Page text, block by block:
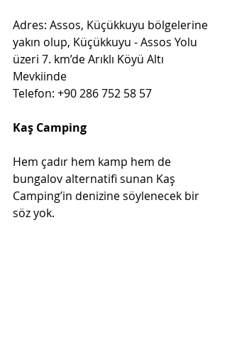
Adres: Assos, Küçükkuyu bölgelerine
yakın olup, Küçükkuyu - Assos Yolu
üzeri 7. km’de Arıklı Köyü Altı
Mevkiinde
Telefon: +90 286 752 58 57
Kaş Camping
Hem çadır hem kamp hem de
bungalov alternatifi sunan Kaş
Camping’in denizine söylenecek bir
söz yok.